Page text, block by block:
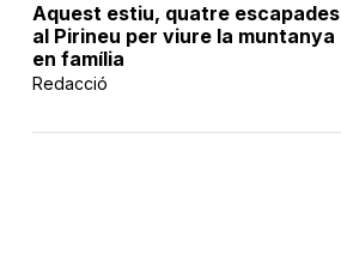
Aquest estiu, quatre escapades
al Pirineu per viure la muntanya
en família
Redacció